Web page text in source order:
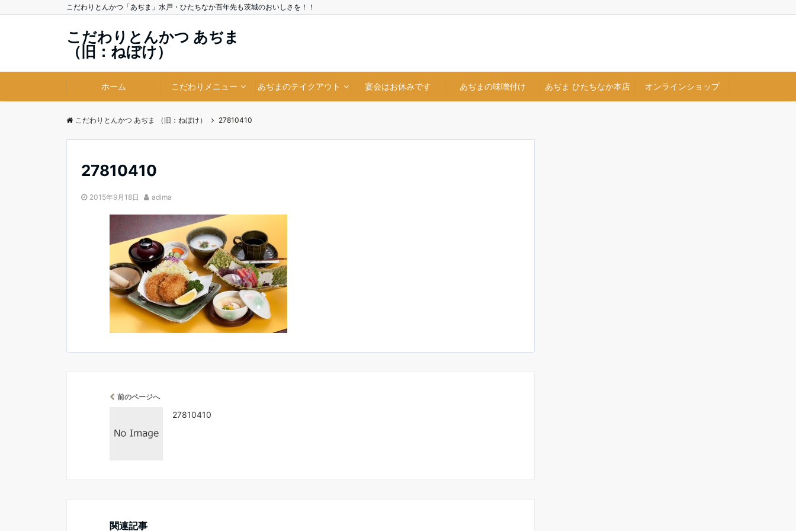
こだわりとんかつ「あぢま」水戸・ひたちなか百年先も茨城のおいしさを！！
こだわりとんかつ あぢま
（旧：ねぼけ）
ホーム こだわりメニュー あぢまのテイクアウト 宴会はお休みです あぢまの味噌付け あぢま ひたちなか本店 オンラインショップ
こだわりとんかつ あぢま （旧：ねぼけ） 27810410
27810410
2015年9月18日 adima
前のページへ
27810410
関連記事